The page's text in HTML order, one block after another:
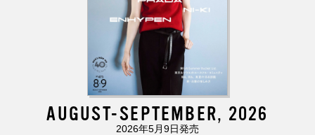
AUGUST-SEPTEMBER, 2026
2026年5月9日発売